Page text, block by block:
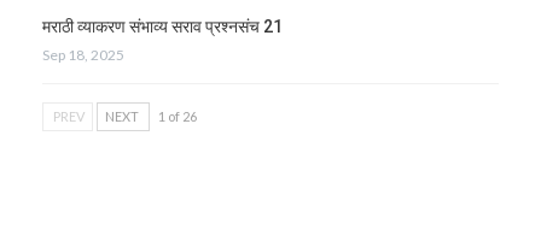
मराठी व्याकरण संभाव्य सराव प्रश्नसंच 21
Sep 18, 2025
PREV NEXT 1 of 26